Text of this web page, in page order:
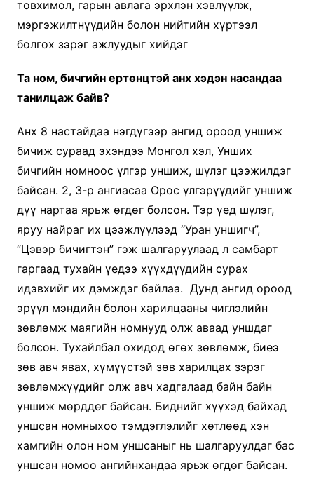
товхимол, гарын авлага эрхлэн хэвлүүлж,
мэргэжилтнүүдийн болон нийтийн хүртээл
болгох зэрэг ажлуудыг хийдэг
Та ном, бичгийн ертөнцтэй анх хэдэн насандаа
танилцаж байв?
Анх 8 настайдаа нэгдүгээр ангид ороод уншиж
бичиж сураад эхэндээ Монгол хэл, Унших
бичгийн номноос үлгэр уншиж, шүлэг цээжилдэг
байсан. 2, 3-р ангиасаа Орос үлгэрүүдийг уншиж
дүү нартаа ярьж өгдөг болсон. Тэр үед шүлэг,
яруу найраг их цээжлүүлээд “Уран уншигч”,
“Цэвэр бичигтэн” гэж шалгаруулаад л самбарт
гаргаад тухайн үедээ хүүхдүүдийн сурах
идэвхийг их дэмждэг байлаа. Дунд ангид ороод
эрүүл мэндийн болон харилцааны чиглэлийн
зөвлөмж маягийн номнууд олж аваад уншдаг
болсон. Тухайлбал охидод өгөх зөвлөмж, биеэ
зөв авч явах, хүмүүстэй зөв харилцах зэрэг
зөвлөмжүүдийг олж авч хадгалаад байн байн
уншиж мөрддөг байсан. Биднийг хүүхэд байхад
уншсан номныхоо тэмдэглэлийг хөтлөөд хэн
хамгийн олон ном уншсаныг нь шалгаруулдаг бас
уншсан номоо ангийнхандаа ярьж өгдөг байсан.